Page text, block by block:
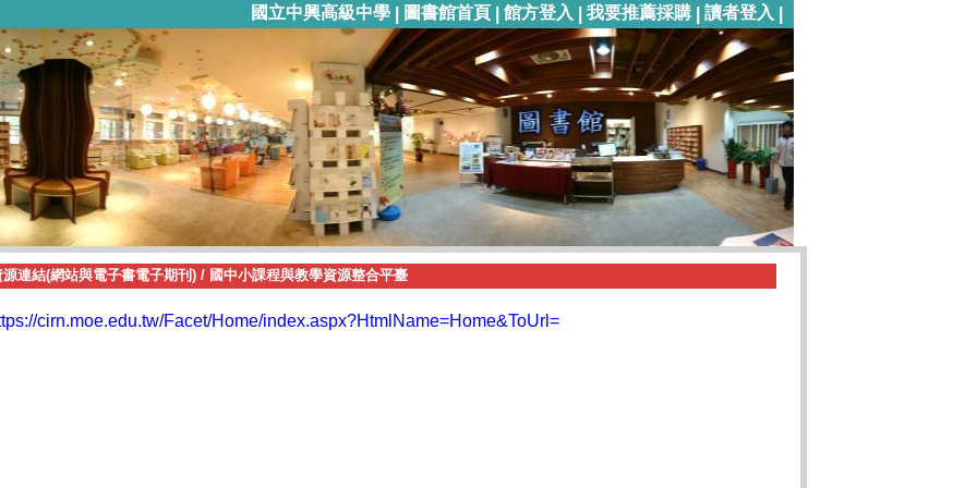
國立中興高級中學| 圖書館首頁 館方登入 我要推薦採購| 讀者登入
源連結(網站與電子書電子期刊)/ 國中小課程與教學資源整合平臺
cirn.moe.edu.tw/Facet/Home/index.aspx?HtmlName=Home&ToUrl=